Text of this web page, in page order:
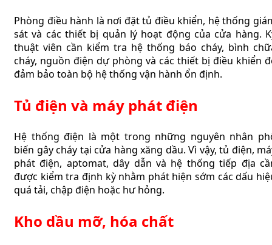
Phòng điều hành là nơi đặt tủ điều khiển, hệ thống
sát và các thiết bị quản lý hoạt động của cửa hàng.
thuật viên cần kiểm tra hệ thống báo cháy, bình
cháy, nguồn điện dự phòng và các thiết bị điều khiển
đảm bảo toàn bộ hệ thống vận hành ổn định.
Tủ điện và máy phát điện
Hệ thống điện là một trong những nguyên nhân
biến gây cháy tại cửa hàng xăng dầu. Vì vậy, tủ điện,
phát điện, aptomat, dây dẫn và hệ thống tiếp địa
được kiểm tra định kỳ nhằm phát hiện sớm các dấu
quá tải, chập điện hoặc hư hỏng.
Kho dầu mỡ, hóa chất